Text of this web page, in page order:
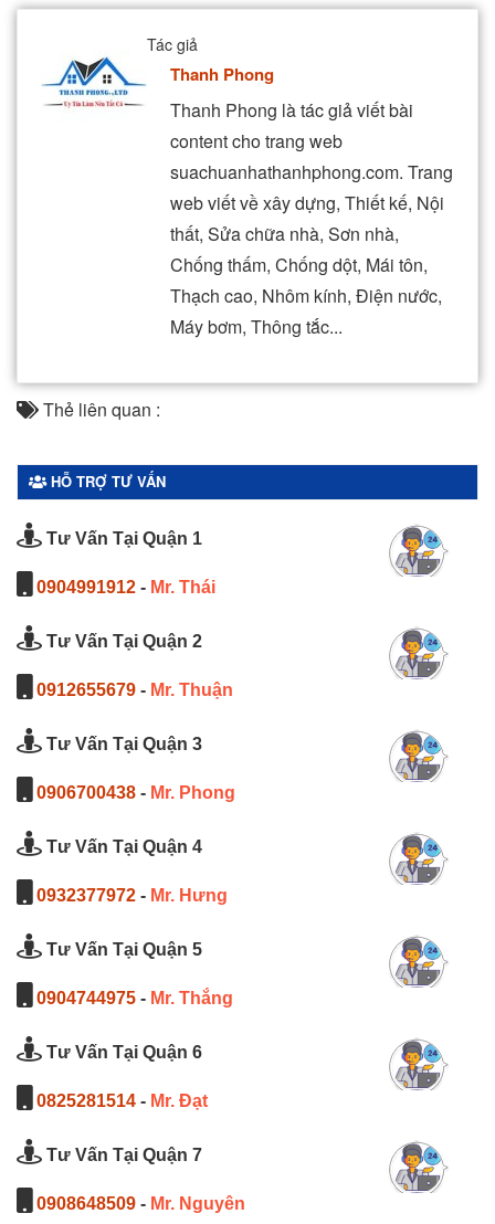
Tác giả
Thanh Phong
Thanh Phong là tác giả viết bài
content cho trang web
suachuanhathanhphong.com. Trang
web viết về xây dựng, Thiết kế, Nội
thất, Sửa chữa nhà, Sơn nhà,
Chống thấm, Chống dột, Mái tôn,
Thạch cao, Nhôm kính, Điện nước,
Máy bơm, Thông tắc...
Thẻ liên quan :
HỖ TRỢ TƯ VẤN
Tư Vấn Tại Quận 1
0904991912 - Mr. Thái
Tư Vấn Tại Quận 2
0912655679 - Mr. Thuận
Tư Vấn Tại Quận 3
0906700438 - Mr. Phong
Tư Vấn Tại Quận 4
0932377972 - Mr. Hưng
Tư Vấn Tại Quận 5
0904744975 - Mr. Thắng
Tư Vấn Tại Quận 6
0825281514 - Mr. Đạt
Tư Vấn Tại Quận 7
0908648509 - Mr. Nguyên